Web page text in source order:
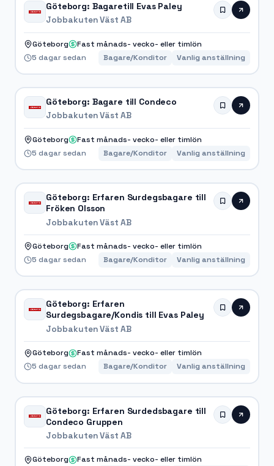
Göteborg: Bagaretill Evas Paley
Jobbakuten Väst AB
Göteborg
Fast månads- vecko- eller timlön
5 dagar sedan
Bagare/Konditor Vanlig anställning
Göteborg: Bagare till Condeco
Jobbakuten Väst AB
Göteborg
Fast månads- vecko- eller timlön
5 dagar sedan
Bagare/Konditor Vanlig anställning
Göteborg: Erfaren Surdegsbagare till
Fröken Olsson
Jobbakuten Väst AB
Göteborg
Fast månads- vecko- eller timlön
5 dagar sedan
Bagare/Konditor Vanlig anställning
Göteborg: Erfaren
Surdegsbagare/Kondis till Evas Paley
Jobbakuten Väst AB
Göteborg
Fast månads- vecko- eller timlön
5 dagar sedan
Bagare/Konditor Vanlig anställning
Göteborg: Erfaren Surdedsbagare till
Condeco Gruppen
Jobbakuten Väst AB
Göteborg
Fast månads- vecko- eller timlön